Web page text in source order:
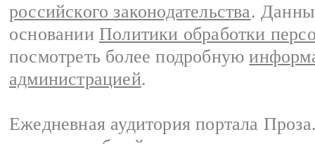
российского законодательства.
основании Политики обработки
посмотреть более подробную
администрацией.
Ежедневная аудитория портала